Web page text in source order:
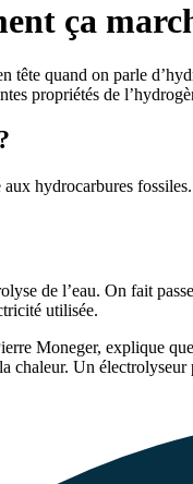
ça
quand on parle
propriétés de
hydrocarbures
de l’eau. On fait
utilisée.
Moneger, explique
chaleur. Un